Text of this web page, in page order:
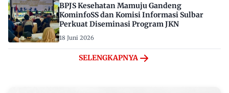
BPJS Kesehatan Mamuju Gandeng
KominfoSS dan Komisi Informasi Sulbar
Perkuat Diseminasi Program JKN
18 Juni 2026
SELENGKAPNYA